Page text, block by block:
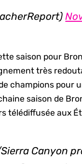
saison pour
très
champions pour
saison de
télédiffusée aux
Canyon